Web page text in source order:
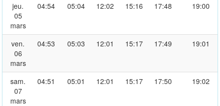
jeu.
05
mars
04:54 05:04 12:02 15:16 17:48 19:00
ven.
06
mars
04:53 05:03 12:01 15:17 17:49 19:01
sam.
07
mars
04:51 05:01 12:01 15:17 17:50 19:02